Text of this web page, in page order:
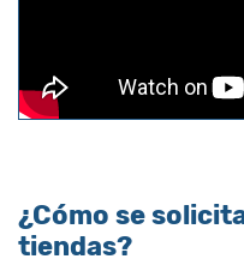
¿Cómo se
tiendas?